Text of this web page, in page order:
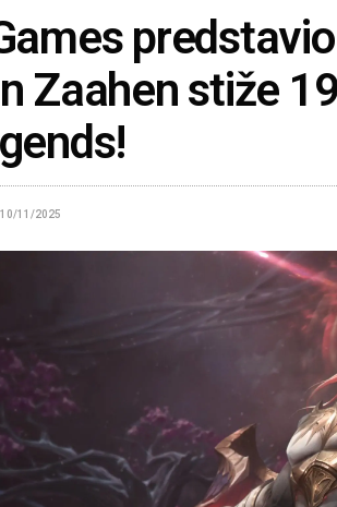
Zaahen stiže
10/11/2025